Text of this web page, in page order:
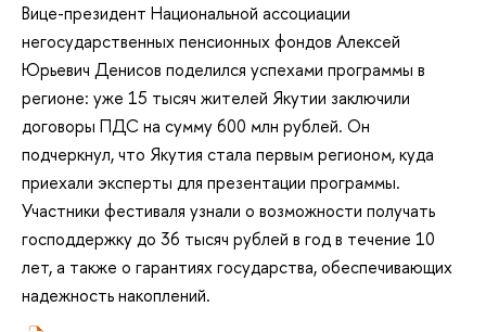
Вице-президент Национальной ассоциации
негосударственных пенсионных фондов Алексей
Юрьевич Денисов поделился успехами программы в
регионе: уже 15 тысяч жителей Якутии заключили
договоры ПДС на сумму 600 млн рублей. Он
подчеркнул, что Якутия стала первым регионом, куда
приехали эксперты для презентации программы.
Участники фестиваля узнали о возможности получать
господдержку до 36 тысяч рублей в год в течение 10
лет, а также о гарантиях государства, обеспечивающих
надежность накоплений.